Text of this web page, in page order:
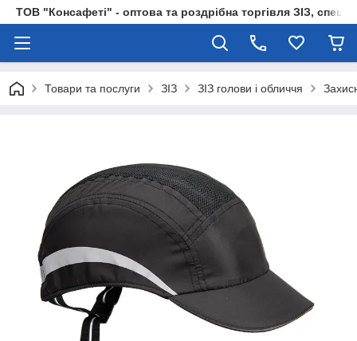
ТОВ "Консафеті" - оптова та роздрібна торгівля ЗІЗ,
Товари та послуги ЗІЗ ЗІЗ голови і обличчя